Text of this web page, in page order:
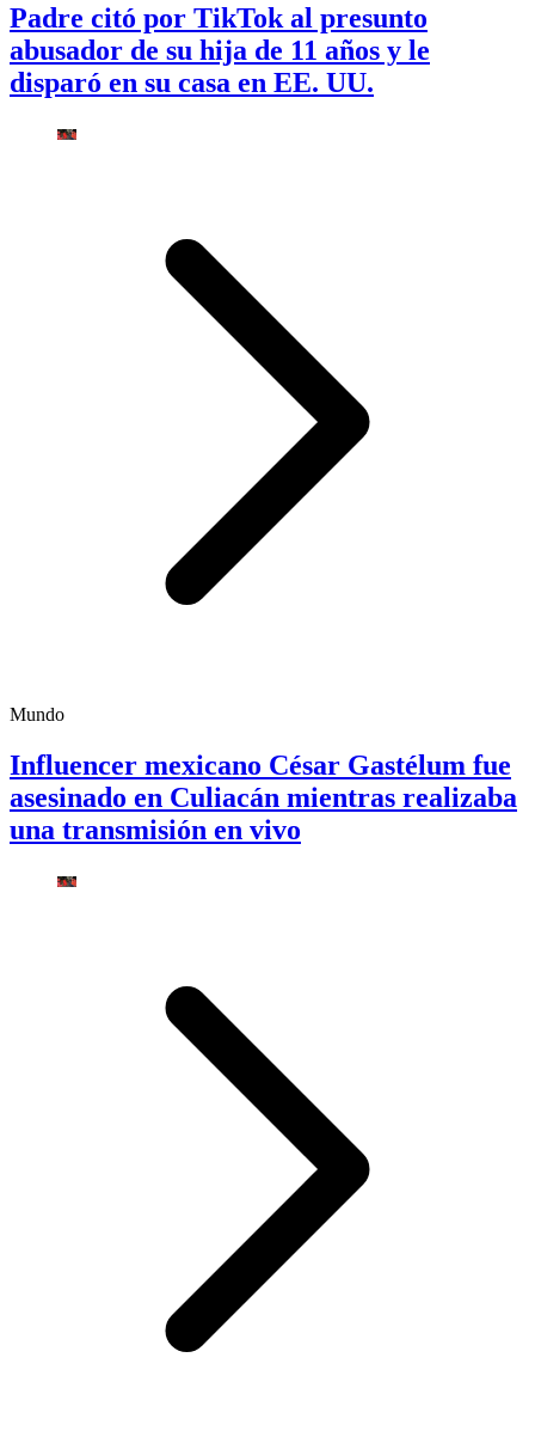
Padre citó por TikTok al presunto
abusador de su hija de 11 años y le
disparó en su casa en EE. UU.
Mundo
Influencer mexicano César Gastélum fue
asesinado en Culiacán mientras realizaba
una transmisión en vivo